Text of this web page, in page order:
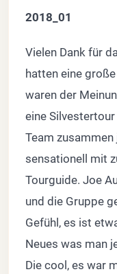
2018_01
Vielen Dank für
hatten eine
waren der
eine
Team
sensationell mit
Tourguide. Joe
und die Gruppe
Gefühl, es ist
Neues was man
Die cool, es war